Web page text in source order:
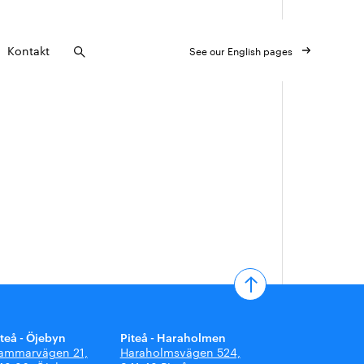
Kontakt See our English pages
- Öjebyn
21,
Piteå - Haraholmen
Haraholmsvägen 524,